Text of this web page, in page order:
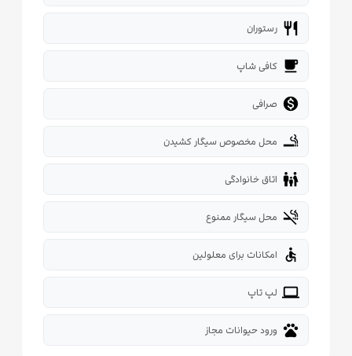
restaurant رستوران
local_cafe کافی شاپ
 صرافی
smoking_rooms محل مخصوص سیگار کشیدن
family_restroom اتاق خانوادگی
smoke_free محل سیگار ممنوع
accessible امکانات برای معلولین
laptop لپ تاپ
pets ورود حیوانات مجاز